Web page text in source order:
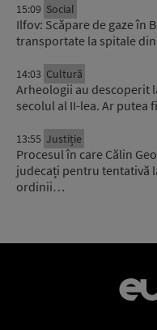
15:09 Social
Ilfov: Scăpare de gaze în
transportate la spitale
14:03 Cultură
Arheologii au descoperit
secolul al II-lea. Ar putea
13:55 Justiție
Procesul în care Călin
judecați pentru tentativă
ordinii…